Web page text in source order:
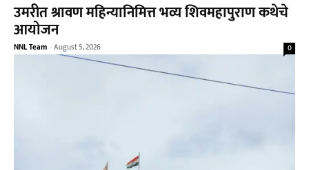
उमरीत श्रावण महिन्यानिमित्त भव्य शिवमहापुराण कथेचे
आयोजन
NNL Team -August 5, 2026 0